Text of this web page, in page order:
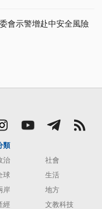
會示警增赴中安全風險
類
治
社會
球
生活
岸
地方
經
文教科技